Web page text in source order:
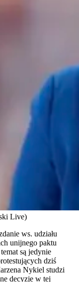
Live)
ws. udziału
unijnego paktu
są jedynie
dziś
Nykiel studzi
decyzje w tej